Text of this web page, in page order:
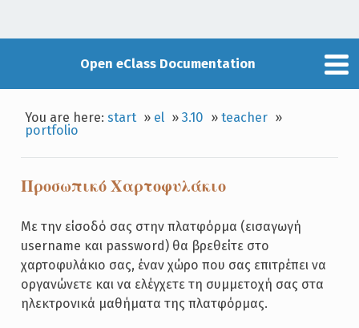
Open eClass Documentation
You are here:start » el »3.10 »teacher »
portfolio
Προσωπικό Χαρτοφυλάκιο
Με την είσοδό σας στην πλατφόρμα (εισαγωγή
username και password) θα βρεθείτε στο
χαρτοφυλάκιο σας, έναν χώρο που σας επιτρέπει να
οργανώνετε και να ελέγχετε τη συμμετοχή σας στα
ηλεκτρονικά μαθήματα της πλατφόρμας.